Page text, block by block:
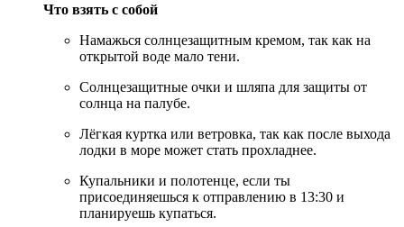
Что взять с собой
Намажься солнцезащитным кремом, так как на
открытой воде мало тени.
Солнцезащитные очки и шляпа для защиты от
солнца на палубе.
Лёгкая куртка или ветровка, так как после выхода
лодки в море может стать прохладнее.
Купальники и полотенце, если ты
присоединяешься к отправлению в 13:30 и
планируешь купаться.